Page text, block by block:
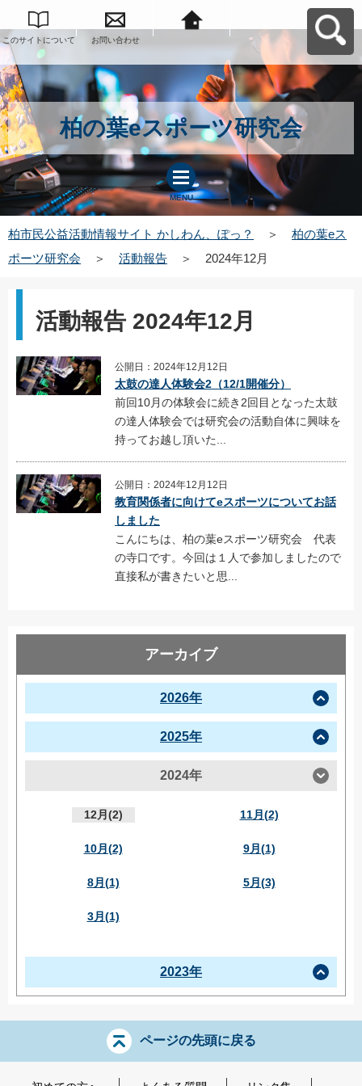
このサイトについて お問い合わせ
柏の葉eスポーツ研究会
MENU
柏市民公益活動情報サイト かしわん、ぽっ？ ＞
柏の葉eス
ポーツ研究会
＞ 活動報告 ＞ 2024年12月
活動報告 2024年12月
公開日：2024年12月12日
太鼓の達人体験会2（12/1開催分）
前回10月の体験会に続き2回目となった太鼓
の達人体験会では研究会の活動自体に興味を
持ってお越し頂いた...
公開日：2024年12月12日
教育関係者に向けてeスポーツについてお話
しました
こんにちは、柏の葉eスポーツ研究会 代表
の寺口です。今回は１人で参加しましたので
直接私が書きたいと思...
アーカイブ
2026年
2025年
2024年
12月(2) 11月(2)
10月(2) 9月(1)
8月(1) 5月(3)
3月(1)
2023年
ページの先頭に戻る